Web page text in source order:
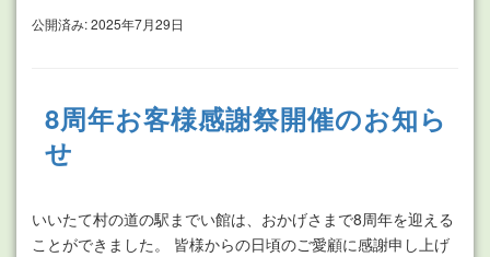
公開済み: 2025年7月29日
8周年お客様感謝祭開催のお知ら
せ
いいたて村の道の駅までい館は、おかげさまで8周年を迎える
ことができました。 皆様からの日頃のご愛顧に感謝申し上げ